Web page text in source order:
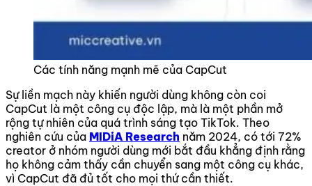
Các tính năng mạnh mẽ của CapCut
Sự liền mạch này khiến người dùng không còn coi
CapCut là một công cụ độc lập, mà là một phần mở
rộng tự nhiên của quá trình sáng tạo TikTok. Theo
nghiên cứu của MIDiA Research năm 2024, có tới 72%
creator ở nhóm người dùng mới bắt đầu khẳng định rằng
họ không cảm thấy cần chuyển sang một công cụ khác,
vì CapCut đã đủ tốt cho mọi thứ cần thiết.